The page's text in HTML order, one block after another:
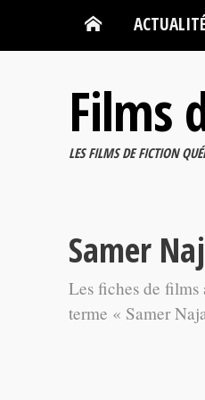
Films
LES FILMS DE FICTION
Samer
Les fiches de films
terme « Samer